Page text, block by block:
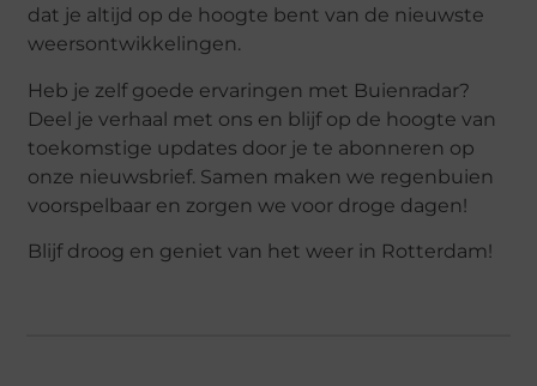
dat je altijd op de hoogte bent van de nieuwste
weersontwikkelingen.
Heb je zelf goede ervaringen met Buienradar?
Deel je verhaal met ons en blijf op de hoogte van
toekomstige updates door je te abonneren op
onze nieuwsbrief. Samen maken we regenbuien
voorspelbaar en zorgen we voor droge dagen!
Blijf droog en geniet van het weer in Rotterdam!